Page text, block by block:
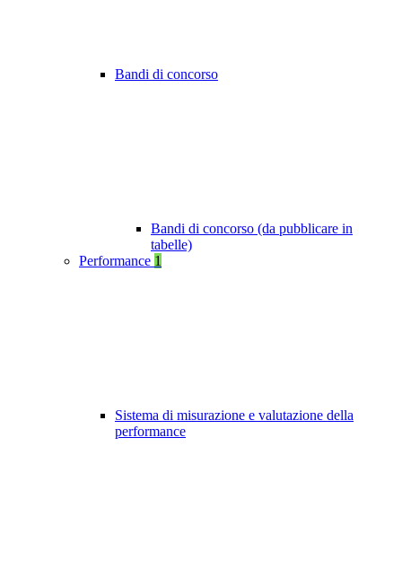
Bandi di concorso
Bandi di concorso (da pubblicare in
tabelle)
Performance 1
Sistema di misurazione e valutazione della
performance